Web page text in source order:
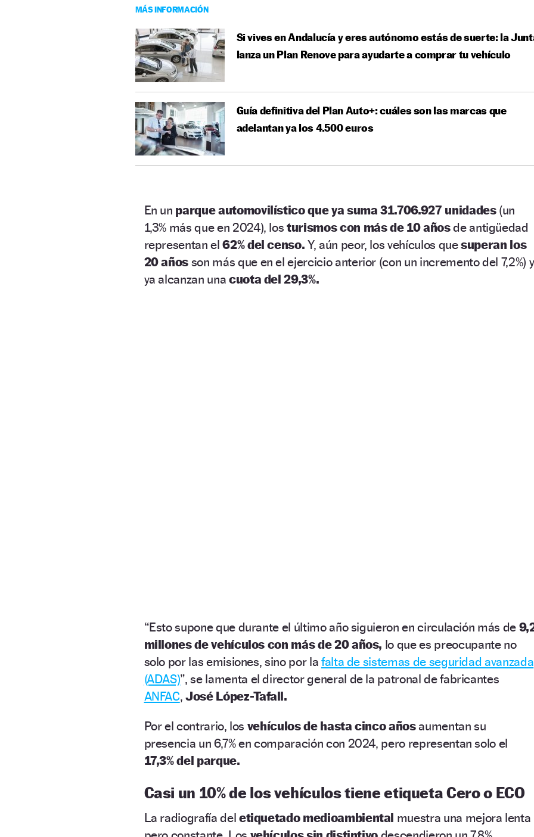
MÁS INFORMACIÓN
Si vives en Andalucía y eres autónomo estás de suerte: la
lanza un Plan Renove para ayudarte a comprar tu vehículo
Guía definitiva del Plan Auto+: cuáles son las marcas que
adelantan ya los 4.500 euros
En un parque automovilístico que ya suma 31.706.927 unidades(un
1,3% más que en 2024), losturismos con más de 10 añosde antigüedad
representan el62% del censo. Y, aún peor, los vehículos quesuperan los
20 años son más que en el ejercicio anterior (con un incremento del 7,2%) y
ya alcanzan una cuota del 29,3%.
“Esto supone que durante el último año siguieron en circulación más de
millones de vehículos con más de 20 años, lo que es preocupante no
solo por las emisiones, sino por la falta de sistemas de seguridad avanzada
(ADAS)”, se lamenta el director general de la patronal de fabricantes
ANFAC,José López-Tafall.
Por el contrario, los vehículos de hasta cinco añosaumentan su
presencia un 6,7% en comparación con 2024, pero representan solo el
17,3% del parque.
Casi un 10% de los vehículos tiene etiqueta Cero o ECO
La radiografía del etiquetado medioambiental muestra una mejora lenta